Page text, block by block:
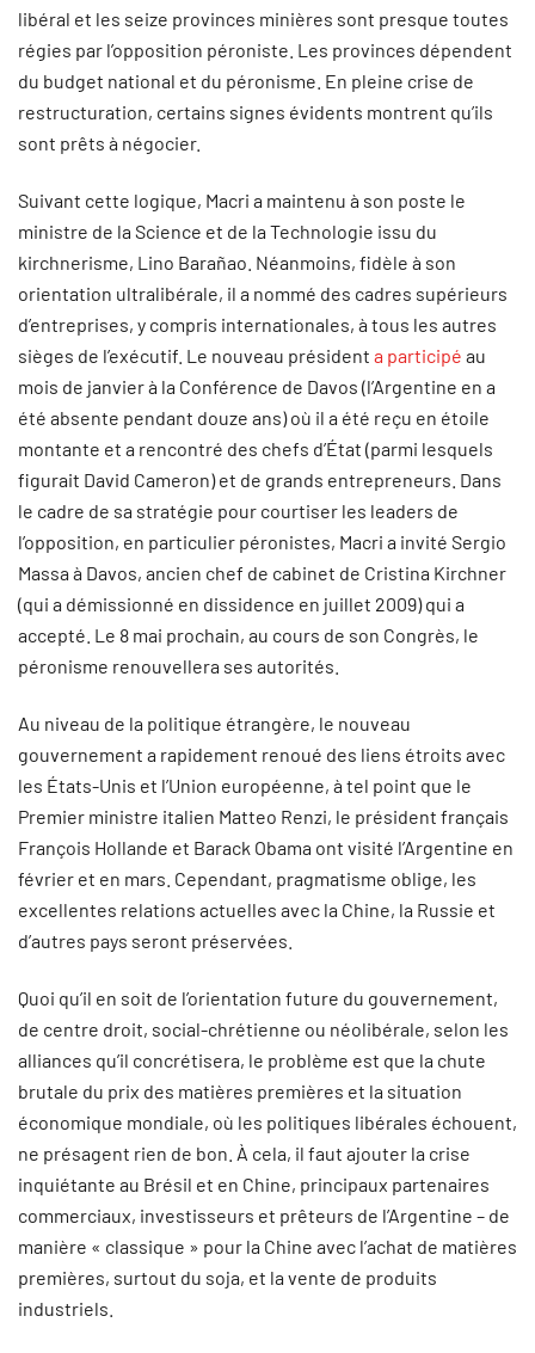
libéral et les seize provinces minières sont presque toutes
régies par l’opposition péroniste. Les provinces dépendent
du budget national et du péronisme. En pleine crise de
restructuration, certains signes évidents montrent qu’ils
sont prêts à négocier.
Suivant cette logique, Macri a maintenu à son poste le
ministre de la Science et de la Technologie issu du
kirchnerisme, Lino Barañao. Néanmoins, fidèle à son
orientation ultralibérale, il a nommé des cadres supérieurs
d’entreprises, y compris internationales, à tous les autres
sièges de l’exécutif. Le nouveau président a participé au
mois de janvier à la Conférence de Davos (l’Argentine en a
été absente pendant douze ans) où il a été reçu en étoile
montante et a rencontré des chefs d’État (parmi lesquels
figurait David Cameron) et de grands entrepreneurs. Dans
le cadre de sa stratégie pour courtiser les leaders de
l’opposition, en particulier péronistes, Macri a invité Sergio
Massa à Davos, ancien chef de cabinet de Cristina Kirchner
(qui a démissionné en dissidence en juillet 2009) qui a
accepté. Le 8 mai prochain, au cours de son Congrès, le
péronisme renouvellera ses autorités.
Au niveau de la politique étrangère, le nouveau
gouvernement a rapidement renoué des liens étroits avec
les États-Unis et l’Union européenne, à tel point que le
Premier ministre italien Matteo Renzi, le président français
François Hollande et Barack Obama ont visité l’Argentine en
février et en mars. Cependant, pragmatisme oblige, les
excellentes relations actuelles avec la Chine, la Russie et
d’autres pays seront préservées.
Quoi qu’il en soit de l’orientation future du gouvernement,
de centre droit, social-chrétienne ou néolibérale, selon les
alliances qu’il concrétisera, le problème est que la chute
brutale du prix des matières premières et la situation
économique mondiale, où les politiques libérales échouent,
ne présagent rien de bon. À cela, il faut ajouter la crise
inquiétante au Brésil et en Chine, principaux partenaires
commerciaux, investisseurs et prêteurs de l’Argentine – de
manière « classique » pour la Chine avec l’achat de matières
premières, surtout du soja, et la vente de produits
industriels.